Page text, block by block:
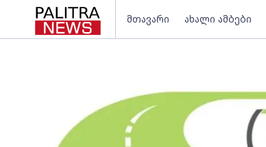
მთავარი ახალი ამბები